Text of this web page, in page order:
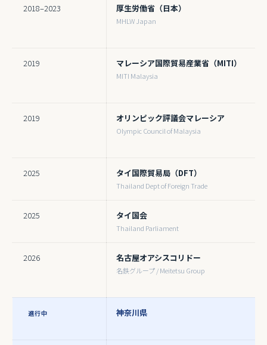
2018–2023 厚生労働省（日本）
MHLW Japan
2019 マレーシア国際貿易産業省（MITI）
MITI Malaysia
2019 オリンピック評議会マレーシア
Olympic Council of Malaysia
2025 タイ国際貿易局（DFT）
Thailand Dept of Foreign Trade
2025 タイ国会
Thailand Parliament
2026 名古屋オアシスコリドー
名鉄グループ / Meitetsu Group
進行中 神奈川県